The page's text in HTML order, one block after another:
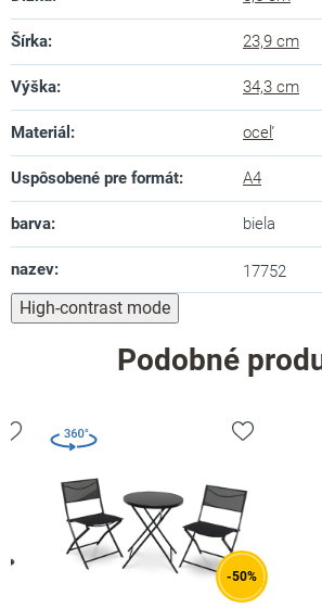
Šírka: 23,9 cm
Výška: 34,3 cm
Materiál : oceľ
Uspôsobené pre formát: A4
barva: biela
nazev: 17752
High-contrast mode
Podobné
-50%